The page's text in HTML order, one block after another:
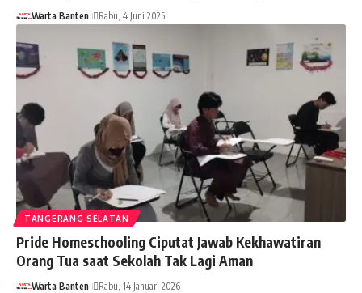
Warta Banten Rabu, 4 Juni 2025
TANGERANG SELATAN
Pride Homeschooling Ciputat Jawab Kekhawatiran
Orang Tua saat Sekolah Tak Lagi Aman
Warta Banten Rabu, 14 Januari 2026